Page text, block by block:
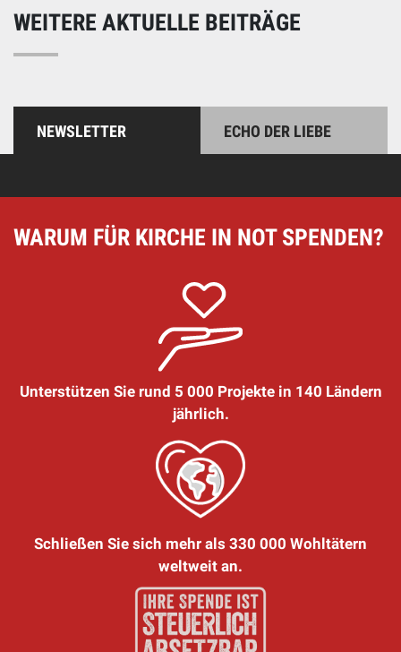
WEITERE AKTUELLE BEITRÄGE
NEWSLETTER ECHO DER LIEBE
WARUM FÜR KIRCHE IN NOT SPENDEN?
Unterstützen Sie rund 5 000 Projekte in 140 Ländern
jährlich.
Schließen Sie sich mehr als 330 000 Wohltätern
weltweit an.